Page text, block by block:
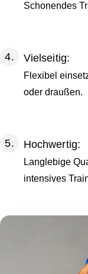
Schonendes
Vielseitig:
Flexibel
oder draußen.
Hochwertig:
Langlebige
intensives